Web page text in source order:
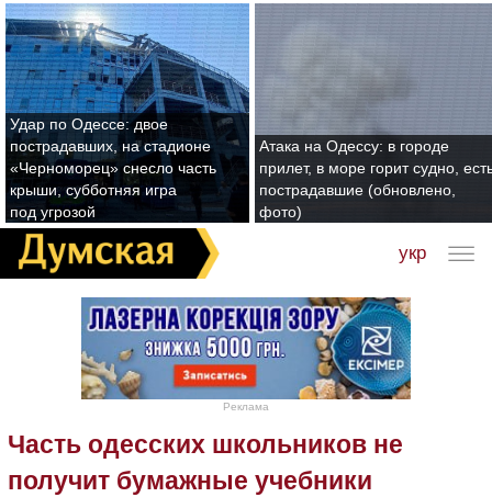
Удар по Одессе: двое
пострадавших, на стадионе
«Черноморец» снесло часть
крыши, субботняя игра
под угрозой
Атака на Одессу: в городе
прилет, в море горит судно,
пострадавшие (обновлено,
фото)
укр
Реклама
Часть одесских школьников не
получит бумажные учебники